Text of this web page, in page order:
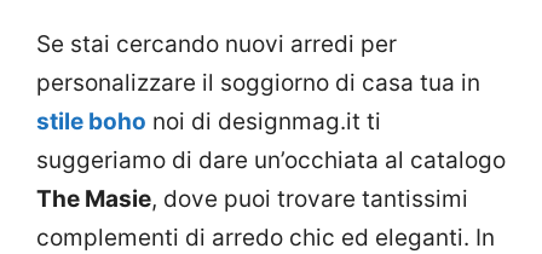
Se stai cercando nuovi arredi per
personalizzare il soggiorno di casa tua in
stile boho noi di designmag.it ti
suggeriamo di dare un’occhiata al catalogo
The Masie, dove puoi trovare tantissimi
complementi di arredo chic ed eleganti. In